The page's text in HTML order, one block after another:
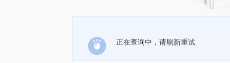
正在查询中，请刷新重试